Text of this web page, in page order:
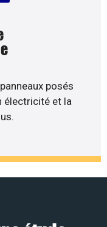
posés
électricité et la